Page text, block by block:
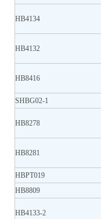
HB4134
HB4132
HB8416
SHBG02-1
HB8278
HB8281
HBPT019
HB8809
HB4133-2